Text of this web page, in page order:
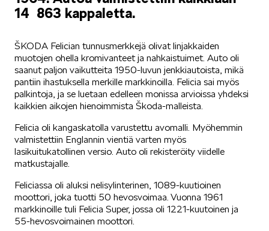
SÄHKÖAUTOILU
14 863 kappaletta.
ŠKODA Felician tunnusmerkkejä olivat linjakkaiden
muotojen ohella kromivanteet ja nahkaistuimet. Auto oli
saanut paljon vaikutteita 1950-luvun jenkkiautoista, mikä
pantiin ihastuksella merkille markkinoilla. Felicia sai myös
palkintoja, ja se luetaan edelleen monissa arvioissa yhdeksi
kaikkien aikojen hienoimmista Škoda-malleista.
Felicia oli kangaskatolla varustettu avomalli. Myöhemmin
valmistettiin Englannin vientiä varten myös
lasikuitukatollinen versio. Auto oli rekisteröity viidelle
matkustajalle.
Feliciassa oli aluksi nelisylinterinen, 1089-kuutioinen
moottori, joka tuotti 50 hevosvoimaa. Vuonna 1961
markkinoille tuli Felicia Super, jossa oli 1221-kuutoinen ja
55-hevosvoimainen moottori.